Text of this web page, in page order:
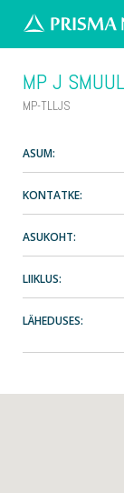
MP J
MP-TLLJS
ASUM:
KONTATKE:
ASUKOHT:
LIIKLUS:
LÄHEDUSES: